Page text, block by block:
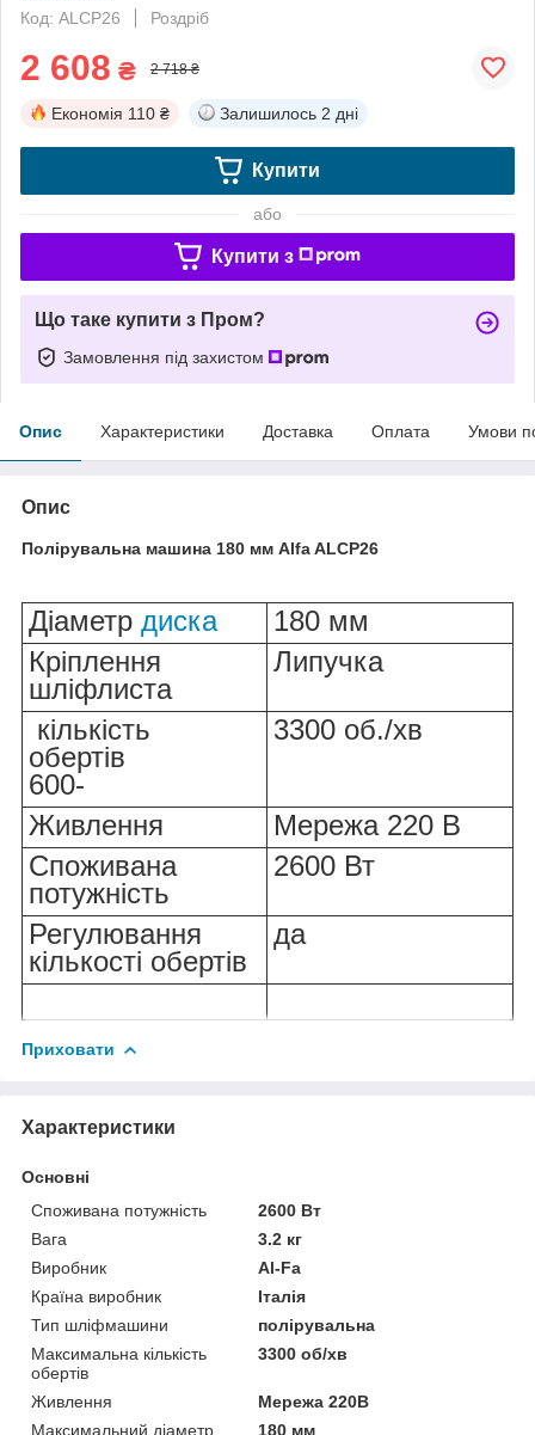
Код: ALCP26
Роздріб
2 608 ₴ 2 718 ₴
Економія 110 ₴ Залишилось 2 дні
Купити
або
Купити з
Що таке купити з Пром?
Замовлення під захистом
Опис Характеристики Доставка Оплата Умови
Опис
Полірувальна машина 180 мм Alfa ALCP26
Діаметр диска
180 мм
Кріплення
шліфлиста
Липучка
кількість
обертів
600-
3300 об./хв
Живлення
Мережа 220 В
Споживана
потужність
2600 Вт
Регулювання
кількості обертів
да
Приховати
Характеристики
Основні
Споживана потужність
2600 Вт
Вага
3.2 кг
Виробник
Al-Fa
Країна виробник
Італія
Тип шліфмашини
полірувальна
Максимальна кількість
обертів
3300 об/хв
Живлення
Мережа 220В
Максимальний діаметр
180 мм